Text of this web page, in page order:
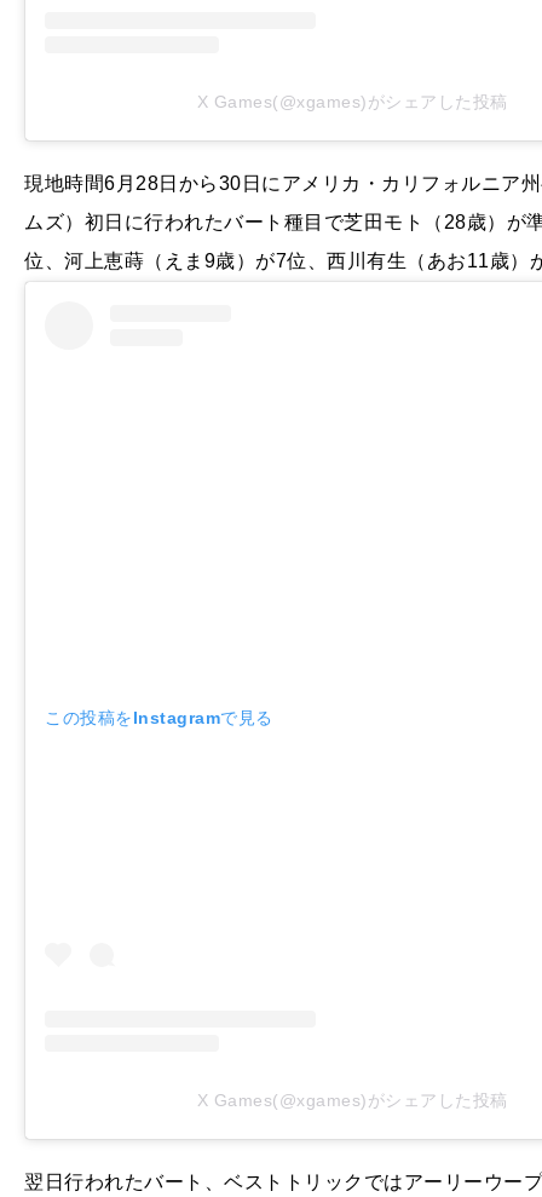
X Games(@xgames)がシェアした投稿
現地時間6月28日から30日にアメリカ・カリフォルニア
ムズ）初日に行われたバート種目で芝田モト（28歳）が
位、河上恵蒔（えま9歳）が7位、西川有生（あお11歳）
この投稿をInstagramで見る
X Games(@xgames)がシェアした投稿
翌日行われたバート、ベストトリックではアーリーウー